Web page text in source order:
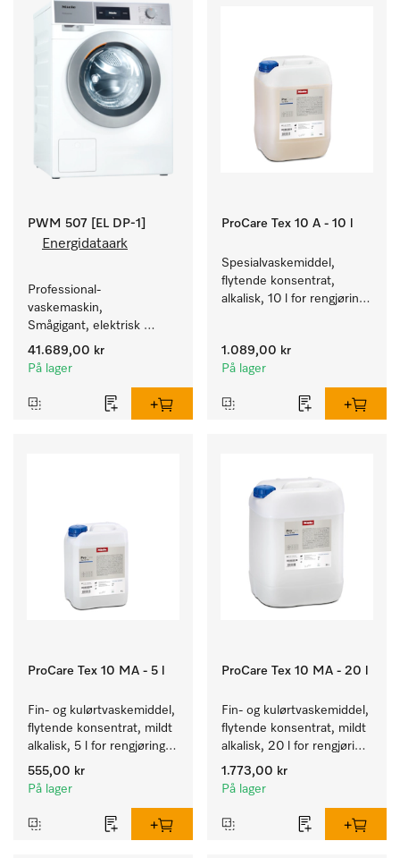
PWM 507 [EL DP-1]
Energidataark
Professional-
vaskemaskin,
Smågigant, elektrisk
oppvarmet, med
avløpspumpe og
spesielle målgrupper.
Kapasitet 7 kg i 59 min.
41.689,00 kr
På lager
ProCare Tex 10 A - 10 l
Spesialvaskemiddel,
flytende konsentrat,
alkalisk, 10 l for rengjøring
1.089,00 kr
På lager
ProCare Tex 10 MA - 5 l
Fin- og kulørtvaskemiddel,
flytende konsentrat, mildt
alkalisk, 5 l for rengjøring
av kulørte og ømfintlige
tekstiler.
555,00 kr
På lager
ProCare Tex 10 MA - 20 l
Fin- og kulørtvaskemiddel,
flytende konsentrat, mildt
alkalisk, 20 l for rengjøring
av kulørte og ømfintlige
tekstiler.
1.773,00 kr
På lager